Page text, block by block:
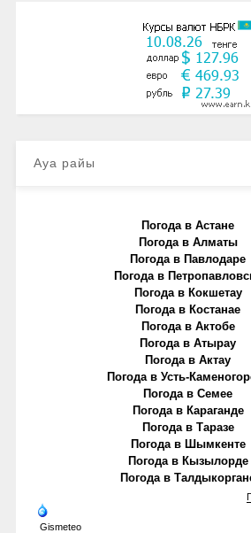
Ауа райы
Погода в Астане
Погода в Алматы
Погода в Павлодаре
Погода в
Погода в Кокшетау
Погода в Костанае
Погода в Актобе
Погода в Атырау
Погода в Актау
Погода в Усть-
Погода в Семее
Погода в Караганде
Погода в Таразе
Погода в Шымкенте
Погода в Кызылорде
Погода в
Gismeteo